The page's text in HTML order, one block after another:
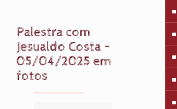
Palestra com
Jesualdo Costa –
05/04/2025 em
fotos